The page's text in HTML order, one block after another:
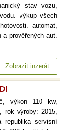
stav vozu,
výkup všech
automat,
a prověřených aut.
Zobrazit inzerát
výkon 110 kw,
rok výroby: 2015,
republika servisní